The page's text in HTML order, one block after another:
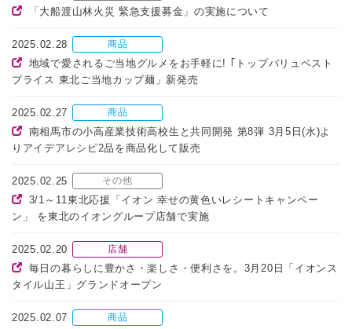
「大船渡山林火災 緊急支援募金」の実施について
2025.02.28 商品
地域で愛されるご当地グルメをお手軽に! ｢トップバリュベスト
プライス 東北ご当地カップ麺」新発売
2025.02.27 商品
南相馬市の小高産業技術高校生と共同開発 第8弾 3月5日(水)よ
りアイデアレシピ2品を商品化して販売
2025.02.25 その他
3/1～11東北応援「イオン 幸せの黄色いレシートキャンペー
ン」 を東北のイオングループ店舗で実施
2025.02.20 店舗
毎日の暮らしに豊かさ・楽しさ・便利さを。3月20日「イオンス
タイル山王」グランドオープン
2025.02.07 商品